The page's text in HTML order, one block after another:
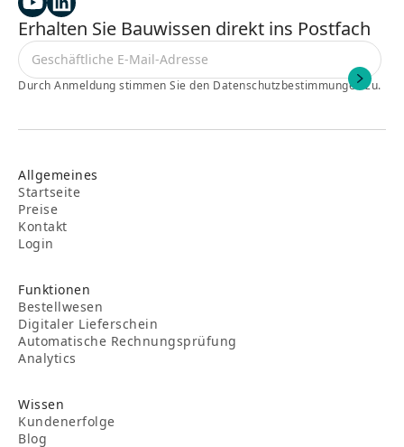
Erhalten Sie Bauwissen direkt ins Postfach
Durch Anmeldung stimmen Sie den Datenschutzbestimmungen zu.
Allgemeines
Startseite
Preise
Kontakt
Login
Funktionen
Bestellwesen
Digitaler Lieferschein
Automatische Rechnungsprüfung
Analytics
Wissen
Kundenerfolge
Blog